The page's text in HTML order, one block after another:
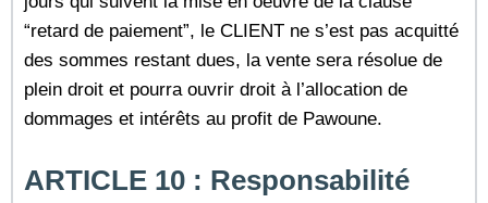
“retard de paiement”, le CLIENT ne s’est pas acquitté
des sommes restant dues, la vente sera résolue de
plein droit et pourra ouvrir droit à l’allocation de
dommages et intérêts au profit de Pawoune.
ARTICLE 10 : Responsabilité